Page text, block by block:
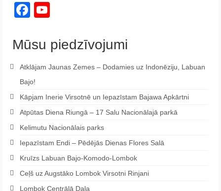
Facebook
Mūsu piedzīvojumi
Atklājam Jaunas Zemes – Dodamies uz Indonēziju, Labuan
Bajo!
Kāpjam Inerie Virsotnē un Iepazīstam Bajawa Apkārtni
Atpūtas Diena Riungā – 17 Salu Nacionālajā parkā
Kelimutu Nacionālais parks
Iepazīstam Endi – Pēdējās Dienas Flores Salā
Kruīzs Labuan Bajo-Komodo-Lombok
Ceļš uz Augstāko Lombok Virsotni Rinjani
Lombok Centrālā Daļa